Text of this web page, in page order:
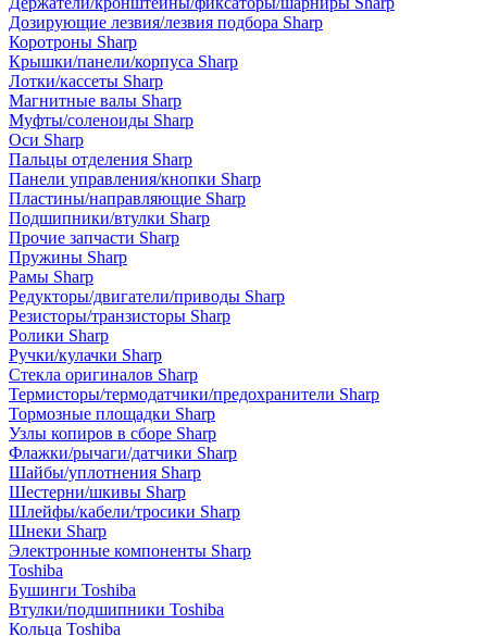
Дозирующие лезвия/лезвия подбора Sharp
Коротроны Sharp
Крышки/панели/корпуса Sharp
Лотки/кассеты Sharp
Магнитные валы Sharp
Муфты/соленоиды Sharp
Оси Sharp
Пальцы отделения Sharp
Панели управления/кнопки Sharp
Пластины/направляющие Sharp
Подшипники/втулки Sharp
Прочие запчасти Sharp
Пружины Sharp
Рамы Sharp
Редукторы/двигатели/приводы Sharp
Резисторы/транзисторы Sharp
Ролики Sharp
Ручки/кулачки Sharp
Стекла оригиналов Sharp
Термисторы/термодатчики/предохранители Sharp
Тормозные площадки Sharp
Узлы копиров в сборе Sharp
Флажки/рычаги/датчики Sharp
Шайбы/уплотнения Sharp
Шестерни/шкивы Sharp
Шлейфы/кабели/тросики Sharp
Шнеки Sharp
Электронные компоненты Sharp
Toshiba
Бушинги Toshiba
Втулки/подшипники Toshiba
Кольца Toshiba